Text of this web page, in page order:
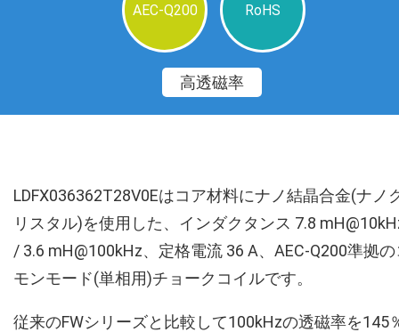
AEC-Q200 RoHS
高透磁率
LDFX036362T28V0Eはコア材料にナノ結晶合金(ナノ
リスタル)を使用した、インダクタンス 7.8
/ 3.6 mH@100kHz、定格電流 36 A、AEC-Q200準拠
モンモード(単相用)チョークコイルです。
従来のFWシリーズと比較して100kHzの透磁率を145